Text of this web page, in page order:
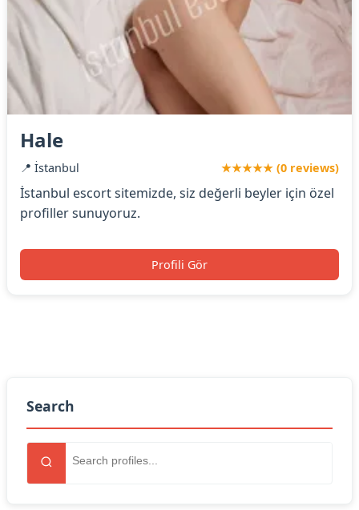
Search
Hale
📍 İstanbul ★★★★★ (0 reviews)
İstanbul escort sitemizde, siz değerli beyler için özel
profiller sunuyoruz.
Profili Gör